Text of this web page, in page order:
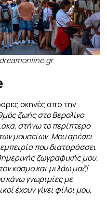
σκηνές από την
ζωής στο Βερολίνο
στήνω το περίπτερο
μουσείων. Μου αρέσει
εμπειρία που διαταράσσει
ζωγραφικής μου.
κόσμο και μιλάω μαζί
κάνω γνωριμίες με
έχουν γίνει φίλοι μου,